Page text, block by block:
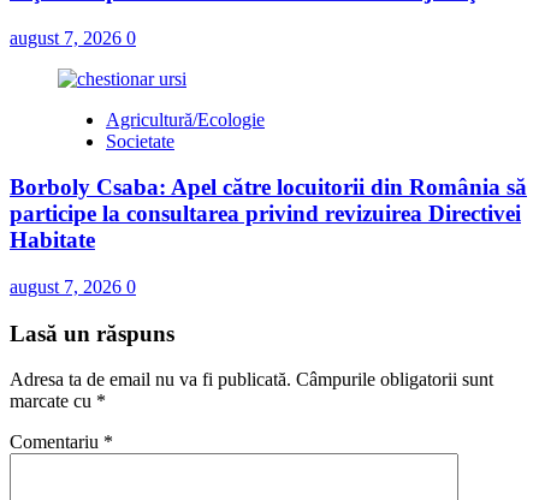
august 7, 2026 0
Agricultură/Ecologie
Societate
Borboly Csaba: Apel către locuitorii din România să
participe la consultarea privind revizuirea Directivei
Habitate
august 7, 2026 0
Lasă un răspuns
Adresa ta de email nu va fi publicată. Câmpurile obligatorii sunt
marcate cu *
Comentariu *